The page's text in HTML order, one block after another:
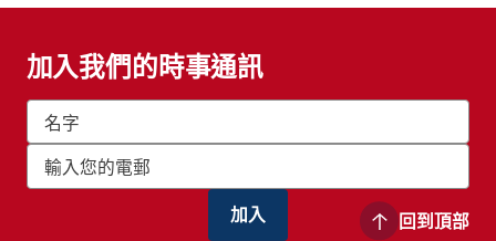
加入我們的時事通訊
回到頂部